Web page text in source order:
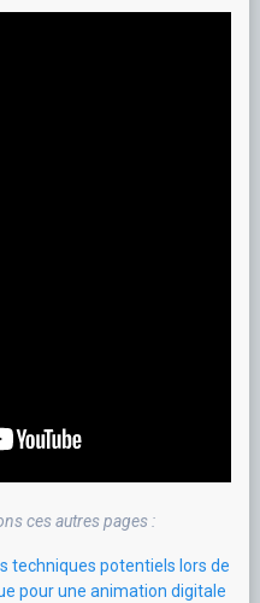
ces autres pages :
techniques potentiels lors de
pour une animation digitale